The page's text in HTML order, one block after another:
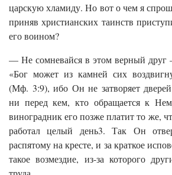
царскую хламиду. Но вот о чем я
приняв христианских таинств
его воином?
— Не сомневайся в этом верный
«Бог может из камней сих
(Мф. 3:9), ибо Он не затворяет
ни перед кем, кто обращается к
виноградник его позже платит то же,
работал целый день3. Так Он
распятому на кресте, и за краткое
такое возмездие, из-за которого